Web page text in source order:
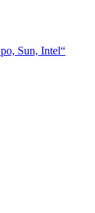
Sun, Intel“